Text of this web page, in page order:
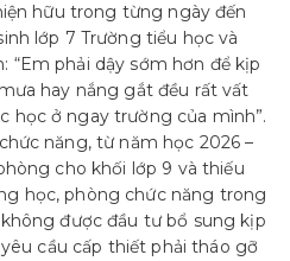
hữu trong từng ngày đến
lớp 7 Trường tiểu học và
“Em phải dậy sớm hơn để kịp
hay nắng gắt đều rất vất
học ở ngay trường của mình”.
năng, từ năm học 2026 –
cho khối lớp 9 và thiếu
học, phòng chức năng trong
được đầu tư bổ sung kịp
cầu cấp thiết phải tháo gỡ